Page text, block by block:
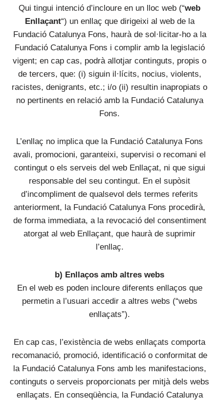
Qui tingui intenció d’incloure en un lloc web (“web
Enllaçant“) un enllaç que dirigeixi al web de la
Fundació Catalunya Fons, haurà de sol·licitar-ho a la
Fundació Catalunya Fons i complir amb la legislació
vigent; en cap cas, podrà allotjar continguts, propis o
de tercers, que: (i) siguin il·lícits, nocius, violents,
racistes, denigrants, etc.; i/o (ii) resultin inapropiats o
no pertinents en relació amb la Fundació Catalunya
Fons.
L’enllaç no implica que la Fundació Catalunya Fons
avali, promocioni, garanteixi, supervisi o recomani el
contingut o els serveis del web Enllaçat, ni que sigui
responsable del seu contingut. En el supòsit
d’incompliment de qualsevol dels termes referits
anteriorment, la Fundació Catalunya Fons procedirà,
de forma immediata, a la revocació del consentiment
atorgat al web Enllaçant, que haurà de suprimir
l’enllaç.
b) Enllaços amb altres webs
En el web es poden incloure diferents enllaços que
permetin a l’usuari accedir a altres webs (“webs
enllaçats”).
En cap cas, l’existència de webs enllaçats comporta
recomanació, promoció, identificació o conformitat de
la Fundació Catalunya Fons amb les manifestacions,
continguts o serveis proporcionats per mitjà dels webs
enllaçats. En conseqüència, la Fundació Catalunya